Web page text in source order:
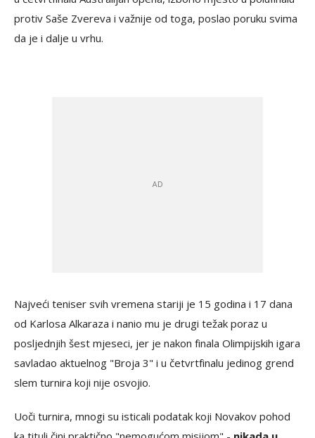
protiv Saše Zvereva i važnije od toga, poslao poruku svima
da je i dalje u vrhu.
Najveći teniser svih vremena stariji je 15 godina i 17 dana
od Karlosa Alkaraza i nanio mu je drugi težak poraz u
posljednjih šest mjeseci, jer je nakon finala Olimpijskih igara
savladao aktuelnog "Broja 3" i u četvrtfinalu jedinog grend
slem turnira koji nije osvojio.
Uoči turnira, mnogi su isticali podatak koji Novakov pohod